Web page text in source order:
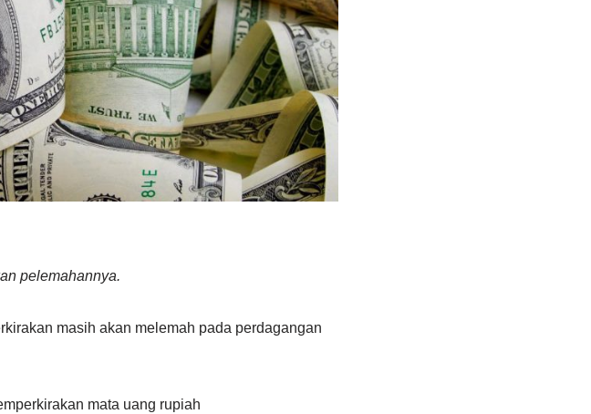
pelemahannya.
masih akan melemah pada perdagangan
mata uang rupiah